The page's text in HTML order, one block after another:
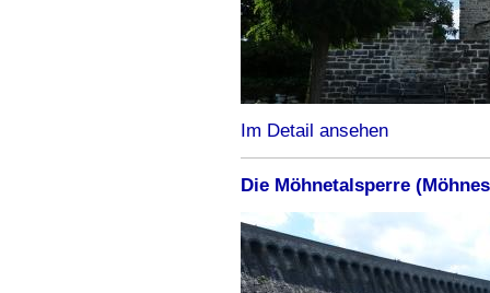
Im Detail ansehen
Die Möhnetalsperre